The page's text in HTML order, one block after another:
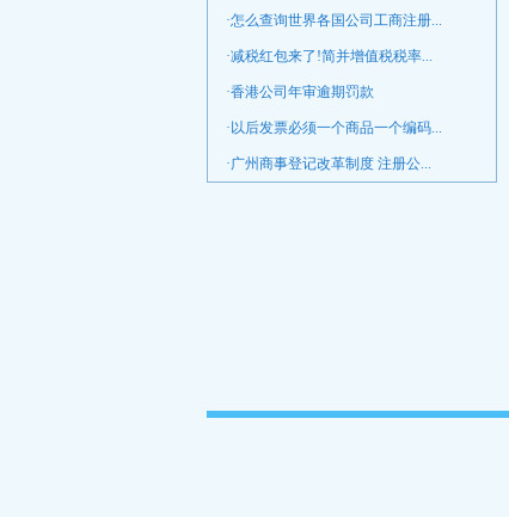
·怎么查询世界各国公司工商注册...
·减税红包来了!简并增值税税率...
·香港公司年审逾期罚款
·以后发票必须一个商品一个编码...
·广州商事登记改革制度 注册公...